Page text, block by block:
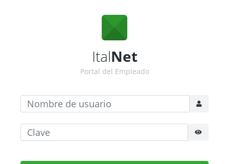
ItalNet
Portal del Empleado